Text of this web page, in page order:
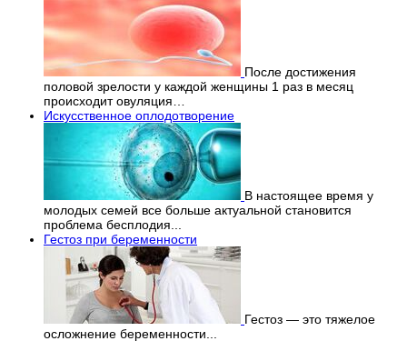
После достижения
половой зрелости у каждой женщины 1 раз в месяц
происходит овуляция…
Искусственное оплодотворение
В настоящее время у
молодых семей все больше актуальной становится
проблема бесплодия...
Гестоз при беременности
Гестоз — это тяжелое
осложнение беременности...